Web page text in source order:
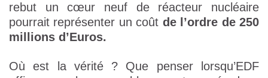
rebut un cœur neuf de réacteur nucléaire
pourrait représenter un coût de l’ordre de 250
millions d’Euros.
Où est la vérité ? Que penser lorsqu’EDF